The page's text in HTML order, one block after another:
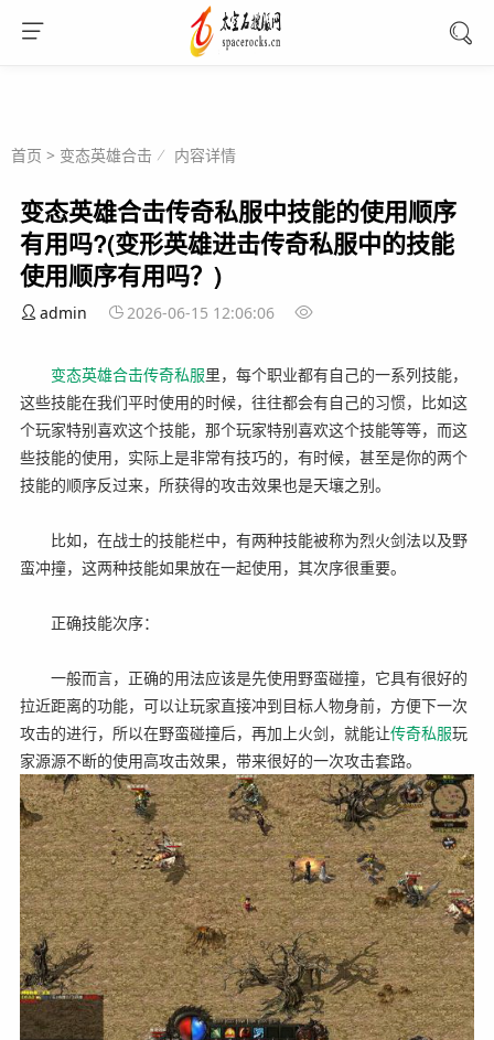
首页 > 变态英雄合击 内容详情
变态英雄合击传奇私服中技能的使用顺序
有用吗?(变形英雄进击传奇私服中的技能
使用顺序有用吗？)
admin 2026-06-15 12:06:06
变态英雄合击传奇私服里，每个职业都有自己的一系列技能，
这些技能在我们平时使用的时候，往往都会有自己的习惯，比如这
个玩家特别喜欢这个技能，那个玩家特别喜欢这个技能等等，而这
些技能的使用，实际上是非常有技巧的，有时候，甚至是你的两个
技能的顺序反过来，所获得的攻击效果也是天壤之别。
比如，在战士的技能栏中，有两种技能被称为烈火剑法以及野
蛮冲撞，这两种技能如果放在一起使用，其次序很重要。
正确技能次序：
一般而言，正确的用法应该是先使用野蛮碰撞，它具有很好的
拉近距离的功能，可以让玩家直接冲到目标人物身前，方便下一次
攻击的进行，所以在野蛮碰撞后，再加上火剑，就能让传奇私服玩
家源源不断的使用高攻击效果，带来很好的一次攻击套路。